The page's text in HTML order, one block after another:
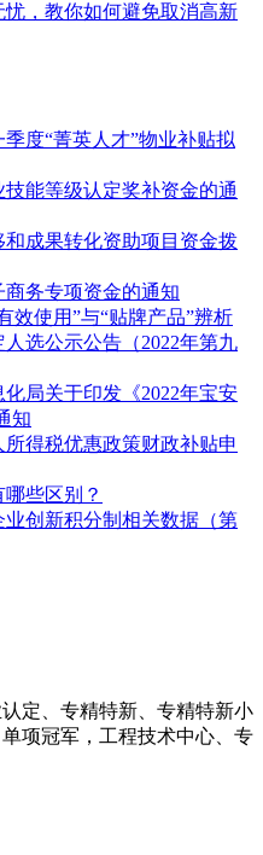
，教你如何避免取消高新
度“菁英人才”物业补贴拟
能等级认定奖补资金的通
和成果转化资助项目资金拨
商务专项资金的通知
效使用”与“贴牌产品”辨析
选公示公告（2022年第九
局关于印发《2022年宝安
知
得税优惠政策财政补贴申
些区别？
创新积分制相关数据（第